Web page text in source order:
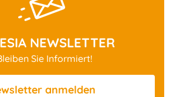
NEWSLETTER
Sie Informiert!
anmelden